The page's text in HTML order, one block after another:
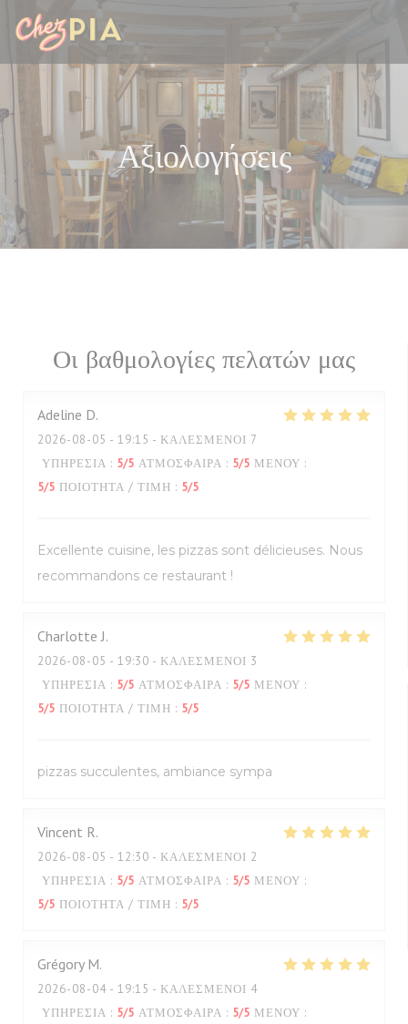
Πίνακας διαχείρισης "Μπισκότων" (Cookies)
Αξιολογήσεις
Οι βαθμολογίες πελατών μας
Adeline D
2026-08-05 - 19:15 - ΚΑΛΕΣΜΈΝΟΙ 7
ΥΠΗΡΕΣΊΑ : 5/5 ΑΤΜΌΣΦΑΙΡΑ : 5/5 ΜΕΝΟΎ :
5/5 ΠΟΙΌΤΗΤΑ / ΤΙΜΉ : 5/5
Excellente cuisine, les pizzas sont délicieuses. Nous
recommandons ce restaurant !
Charlotte J
2026-08-05 - 19:30 - ΚΑΛΕΣΜΈΝΟΙ 3
ΥΠΗΡΕΣΊΑ : 5/5 ΑΤΜΌΣΦΑΙΡΑ : 5/5 ΜΕΝΟΎ :
5/5 ΠΟΙΌΤΗΤΑ / ΤΙΜΉ : 5/5
pizzas succulentes, ambiance sympa
Vincent R
2026-08-05 - 12:30 - ΚΑΛΕΣΜΈΝΟΙ 2
ΥΠΗΡΕΣΊΑ : 5/5 ΑΤΜΌΣΦΑΙΡΑ : 5/5 ΜΕΝΟΎ :
5/5 ΠΟΙΌΤΗΤΑ / ΤΙΜΉ : 5/5
Grégory M
2026-08-04 - 19:15 - ΚΑΛΕΣΜΈΝΟΙ 4
ΥΠΗΡΕΣΊΑ : 5/5 ΑΤΜΌΣΦΑΙΡΑ : 5/5 ΜΕΝΟΎ :